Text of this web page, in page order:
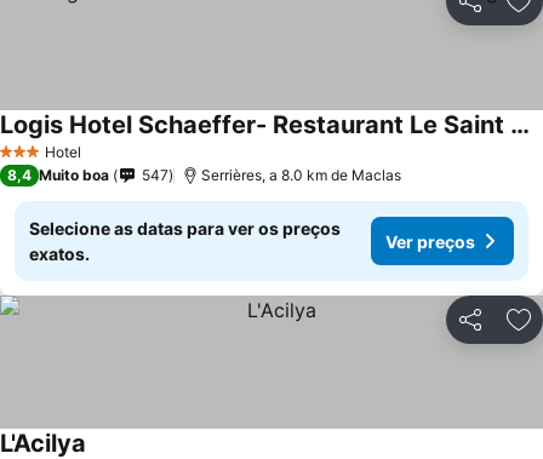
Partilhar
3 EstrelasHotel
Logis Hotel Schaeffer- Restaurant Le Saint Georges
8,4 Muito boa 547 Serrières, a 8.0 km de Maclas
Selecione as datas para ver os preços
exatos.
Ver preços
Partilhar
L'Acilya